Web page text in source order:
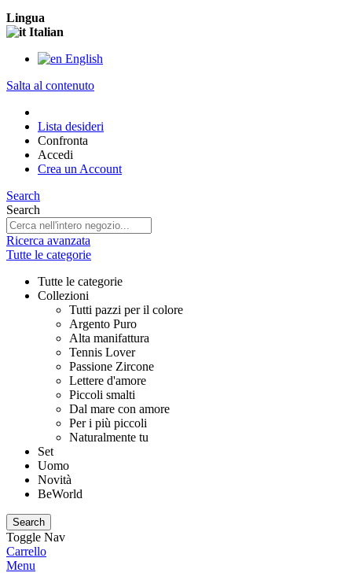
Lingua
Italian
English
Salta al contenuto
Lista desideri
Confronta
Accedi
Crea un Account
Search
Search
Ricerca avanzata
Tutte le categorie
Tutte le categorie
Collezioni
Tutti pazzi per il colore
Argento Puro
Alta manifattura
Tennis Lover
Passione Zircone
Lettere d'amore
Piccoli smalti
Dal mare con amore
Per i più piccoli
Naturalmente tu
Set
Uomo
Novità
BeWorld
Search
Toggle Nav
Carrello
Menu